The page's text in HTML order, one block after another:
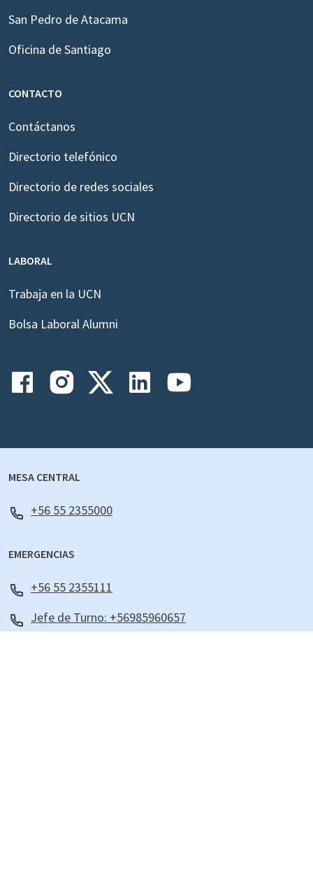
San Pedro de Atacama
Oficina de Santiago
CONTACTO
Contáctanos
Directorio telefónico
Directorio de redes sociales
Directorio de sitios UCN
LABORAL
Trabaja en la UCN
Bolsa Laboral Alumni
MESA CENTRAL
+56 55 2355000
EMERGENCIAS
+56 55 2355111
Jefe de Turno: +56985960657